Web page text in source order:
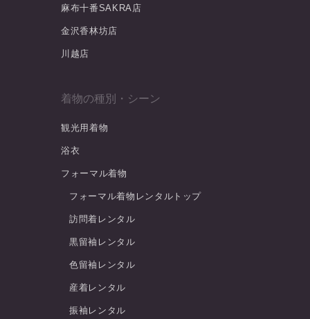
麻布十番SAKRA店
金沢香林坊店
川越店
着物の種別・シーン
観光用着物
浴衣
フォーマル着物
フォーマル着物レンタルトップ
訪問着レンタル
黒留袖レンタル
色留袖レンタル
産着レンタル
振袖レンタル